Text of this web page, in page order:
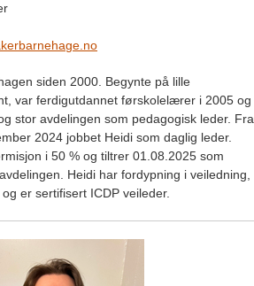
siden 2000. Begynte på lille
var ferdigutdannet førskolelærer i 2005 og
stor avdelingen som pedagogisk leder. Fra
2024 jobbet Heidi som daglig leder.
i 50 % og tiltrer 01.08.2025 som
Heidi har fordypning i veiledning,
er sertifisert ICDP veileder.